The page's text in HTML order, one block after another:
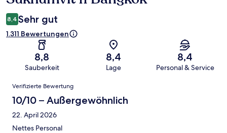
8,4 Sehr gut
1.311 Bewertungen
8,8
Sauberkeit
8,4
Lage
8,4
Personal & Service
Bewertungen
Verifizierte Bewertung
10/10 – Außergewöhnlich
22. April 2026
Nettes Personal